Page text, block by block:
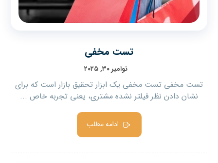
تست مخفی
نوامبر ۳۰, ۲۰۲۵
تست مخفی تست مخفی یک ابزار تحقیق بازار است که برای
نشان دادن نظر فیلتر نشده مشتری، یعنی تجربه خاص ...
ادامه مطلب